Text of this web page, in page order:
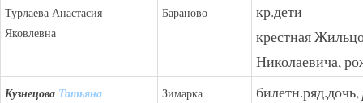
Турлаева Анастасия
Яковлевна
Бараново
кр.дети
крестная
Николаевича,
Кузнецова Татьяна
Зимарка
билетн.ряд.дочь,